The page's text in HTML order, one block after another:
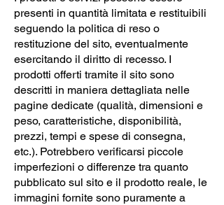
presenti in quantità limitata e restituibili
seguendo la politica di reso o
restituzione del sito, eventualmente
esercitando il diritto di recesso. I
prodotti offerti tramite il sito sono
descritti in maniera dettagliata nelle
pagine dedicate (qualità, dimensioni e
peso, caratteristiche, disponibilità,
prezzi, tempi e spese di consegna,
etc.). Potrebbero verificarsi piccole
imperfezioni o differenze tra quanto
pubblicato sul sito e il prodotto reale, le
immagini fornite sono puramente a